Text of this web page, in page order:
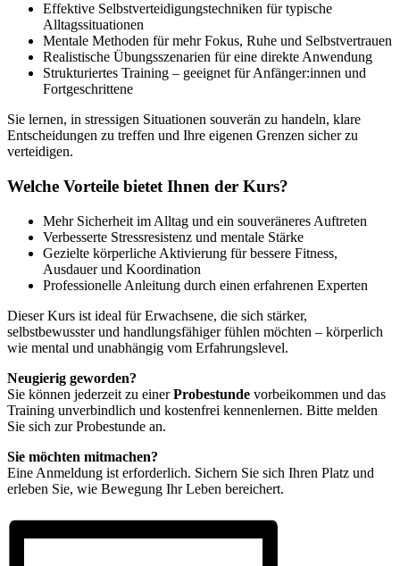
Effektive Selbstverteidigungstechniken für typische
Alltagssituationen
Mentale Methoden für mehr Fokus, Ruhe und Selbstvertrauen
Realistische Übungsszenarien für eine direkte Anwendung
Strukturiertes Training – geeignet für Anfänger:innen und
Fortgeschrittene
Sie lernen, in stressigen Situationen souverän zu handeln, klare
Entscheidungen zu treffen und Ihre eigenen Grenzen sicher zu
verteidigen.
Welche Vorteile bietet Ihnen der Kurs?
Mehr Sicherheit im Alltag und ein souveräneres Auftreten
Verbesserte Stressresistenz und mentale Stärke
Gezielte körperliche Aktivierung für bessere Fitness,
Ausdauer und Koordination
Professionelle Anleitung durch einen erfahrenen Experten
Dieser Kurs ist ideal für Erwachsene, die sich stärker,
selbstbewusster und handlungsfähiger fühlen möchten – körperlich
wie mental und unabhängig vom Erfahrungslevel.
Neugierig geworden?
Sie können jederzeit zu einerProbestunde vorbeikommen und das
Training unverbindlich und kostenfrei kennenlernen. Bitte melden
Sie sich zur Probestunde an.
Sie möchten mitmachen?
Eine Anmeldung ist erforderlich. Sichern Sie sich Ihren Platz und
erleben Sie, wie Bewegung Ihr Leben bereichert.